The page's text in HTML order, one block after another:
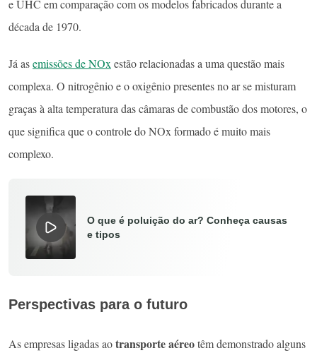
e UHC em comparação com os modelos fabricados durante a
década de 1970.
Já asemissões de NOx estão relacionadas a uma questão mais
complexa. O nitrogênio e o oxigênio presentes no ar se misturam
graças à alta temperatura das câmaras de combustão dos motores, o
que significa que o controle do NOx formado é muito mais
complexo.
O que é poluição do ar? Conheça causas
e tipos
Perspectivas para o futuro
As empresas ligadas aotransporte aéreotêm demonstrado alguns